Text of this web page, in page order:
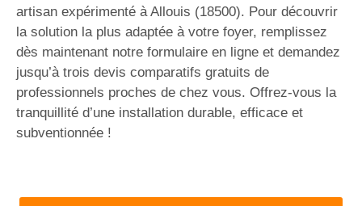
artisan expérimenté à Allouis (18500). Pour découvrir
la solution la plus adaptée à votre foyer, remplissez
dès maintenant notre formulaire en ligne et demandez
jusqu’à trois devis comparatifs gratuits de
professionnels proches de chez vous. Offrez-vous la
tranquillité d’une installation durable, efficace et
subventionnée !